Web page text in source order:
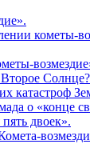
кометы-
Солнце?
катастроф
о «конце
двоек».